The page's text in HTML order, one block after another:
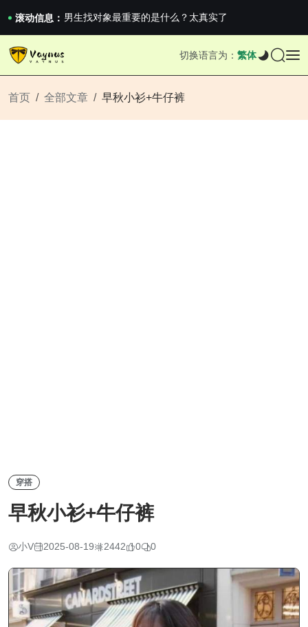
滚动信息： 男生找对象最重要的是什么？太真实了
2026澳网男单收官：全满贯对上全满亚，德约...
《巅峰守卫 Highguard》正式上线，官...
《巅峰守卫 Highguard》正式上线，官...
切换语言为： 繁体
首页 全部文章 早秋小衫+牛仔裤
穿搭
早秋小衫+牛仔裤
小V 2025-08-19 2442 0 0